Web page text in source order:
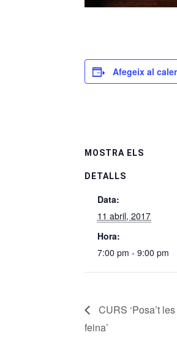
Afegeix al
MOSTRA ELS
DETALLS
Data:
11 abril, 2017
Hora:
7:00 pm - 9:00 pm
CURS ‘Posa’t
feina’